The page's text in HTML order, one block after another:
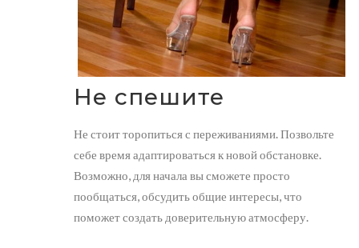
Не спешите
Не стоит торопиться с переживаниями. Позвольте
себе время адаптироваться к новой обстановке.
Возможно, для начала вы сможете просто
пообщаться, обсудить общие интересы, что
поможет создать доверительную атмосферу.